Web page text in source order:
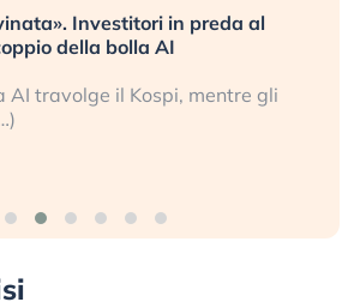
Investitori in preda al
della bolla AI
AI travolge il Kospi, mentre gli